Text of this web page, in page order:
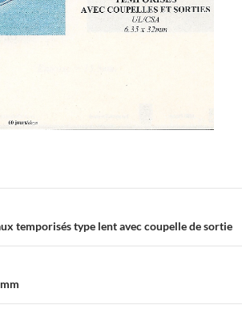
temporisés type lent avec coupelle de sortie